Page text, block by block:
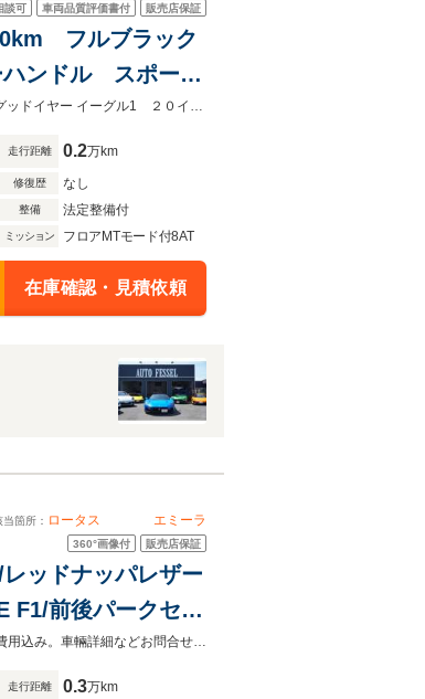
談可 車両品質評価書付 販売店保証
フルブラック
ンドル スポーツ
エローキャリパ 1オーナー フルブラックパック ナッパレザーハンドル アルカンターラシートスポーツサス+グッドイヤー イーグル1 ２０インチ鍛造Wダイヤモンドカット イエローキャリパー 新車保証
走行距離 0.2万km
修復歴 なし
整備 法定整備付
ミッション フロアMTモード付8AT
在庫確認・見積依頼
当箇所： ロータス エミーラ
360°画像付 販売店保証
ッドナッパレザー
F1/前後パークセン
ット20インチAW/ 欧州７ブランド取扱い新車ディーラーの厳選車販売店。全国陸送納車可能。全車納車前整備費用込み。車輛詳細などお問合せくださいませ。
走行距離 0.3万km